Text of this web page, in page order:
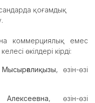
қоғамдық
коммерциялық емес
өкілдері кірді:
, өзін-өзі
, өзін-өзі